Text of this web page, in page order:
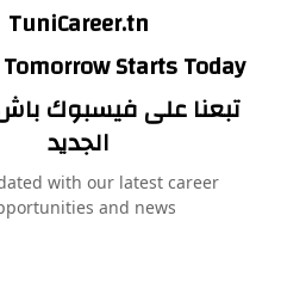
TuniCareer.tn
Starts Today!
تبعنا على فيسبوك
الجديد
with our latest career
and news.